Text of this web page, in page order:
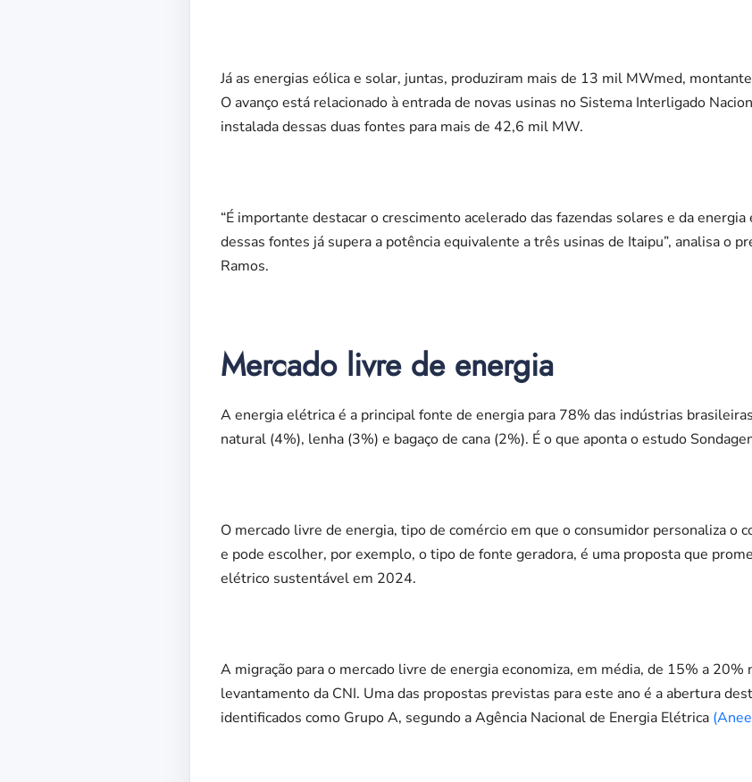
Já as energias eólica e solar, juntas, produziram mais de 13 mil MWmed,
O avanço está relacionado à entrada de novas usinas no Sistema Interligado
instalada dessas duas fontes para mais de 42,6 mil MW.
“É importante destacar o crescimento acelerado das fazendas solares e da
dessas fontes já supera a potência equivalente a três usinas de Itaipu”, analisa o
Ramos.
Mercado livre de energia
A energia elétrica é a principal fonte de energia para 78% das indústrias
natural (4%), lenha (3%) e bagaço de cana (2%). É o que aponta o estudo
O mercado livre de energia, tipo de comércio em que o consumidor personaliza o
e pode escolher, por exemplo, o tipo de fonte geradora, é uma proposta que
elétrico sustentável em 2024.
A migração para o mercado livre de energia economiza, em média, de 15% a 20%
levantamento da CNI. Uma das propostas previstas para este ano é a abertura
identificados como Grupo A, segundo a Agência Nacional de Energia Elétrica